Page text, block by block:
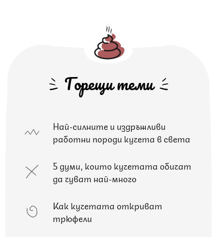
Горещи теми
Най-силните и издръжливи
работни породи кучета в света
5 думи, които кучетата обичат
да чуват най-много
Как кучетата откриват
трюфели